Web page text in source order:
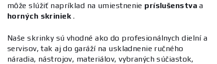
môže slúžiť napríklad na umiestnenie príslušenstva a
horných skriniek .
Naše skrinky sú vhodné ako do profesionálnych dielní a
servisov, tak aj do garáží na uskladnenie ručného
náradia, nástrojov, materiálov, vybraných súčiastok,